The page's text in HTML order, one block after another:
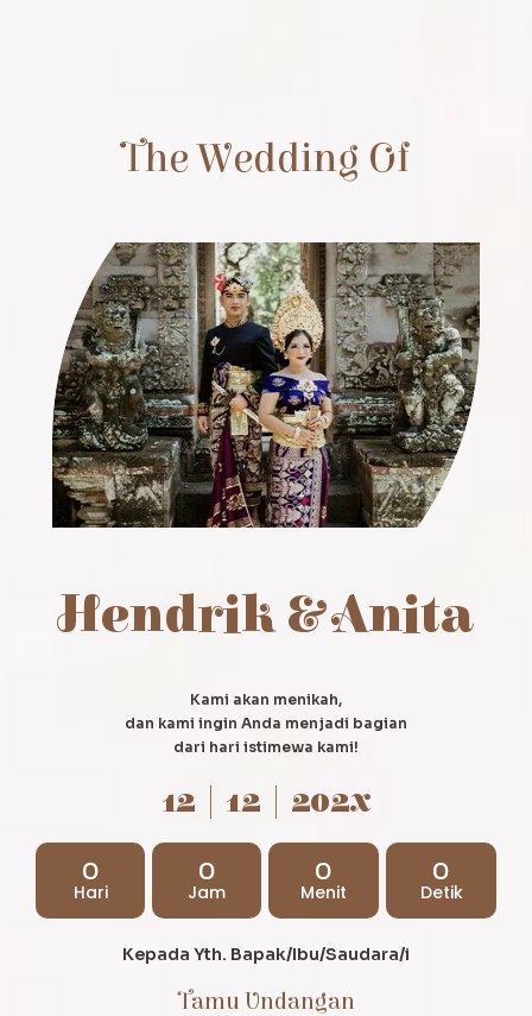
The Wedding Of
Hendrik & Anita
Kami akan menikah,
dan kami ingin Anda menjadi bagian
dari hari istimewa kami!
12 | 12 | 202x
0
Hari
0
Jam
0
Menit
0
Detik
Kepada Yth. Bapak/Ibu/Saudara/i
Tamu Undangan